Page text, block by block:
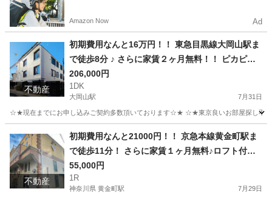
Amazon Now Ad
不動産
初期費用なんと16万円！！ 東急目黒線大岡山駅ま
で徒歩8分 ♪ さらに家賃２ヶ月無料！！ ピカピカ
の新築です！！ （次回更新予定日8月16日）
206,000円
1DK
大岡山駅 7月31日
☆★現在までにお申し込みご契約多数頂いております☆★ ☆★東京良いお部屋探し不
大岡山駅 マンション 無料
不動産
初期費用なんと21000円！！ 京急本線黄金町駅ま
で徒歩11分！ さらに家賃１ヶ月無料♪ロフト付き♪
家電セット(テレビ・掃除機・洗濯機・電子レン
ジ・炊飯ジャー・ケトル・照明）付き♪2人入居・
法人契約可♪法人契約、2人入居OK（賃料＋2000
55,000円
1R
神奈川県 黄金町駅 7月29日